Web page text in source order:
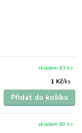
1 Kč/ks
skladem 83 ks
Přidat do košíku
skladem 80 ks